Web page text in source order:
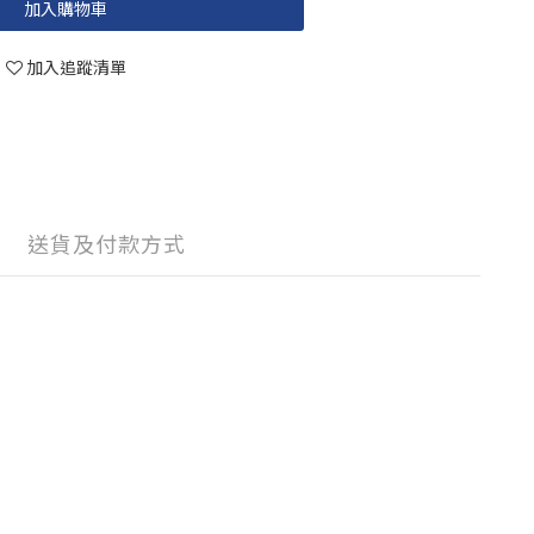
加入購物車
加入追蹤清單
送貨及付款方式